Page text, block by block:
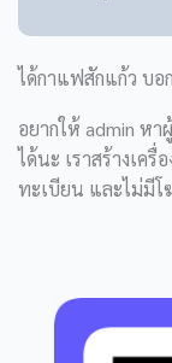
ได้กาแฟสักแก้ว บอ
อยากให้ admin ห
ได้นะ เราสร้างเค
ทะเบียน และไม่มี